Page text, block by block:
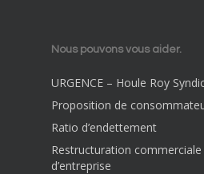
Nous pouvons vous aider.
URGENCE – Houle Roy
Proposition de
Ratio d’endettement
Restructuration
d’entreprise